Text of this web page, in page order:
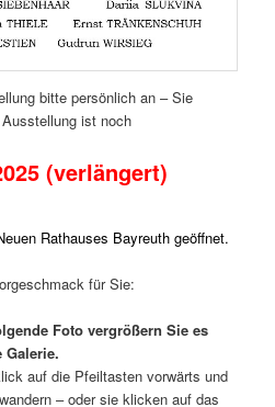
bitte persönlich an – Sie
ist noch
(verlängert)
Rathauses Bayreuth geöffnet.
für Sie:
Foto vergrößern Sie es
Galerie.
auf die Pfeiltasten vorwärts und
– oder sie klicken auf das